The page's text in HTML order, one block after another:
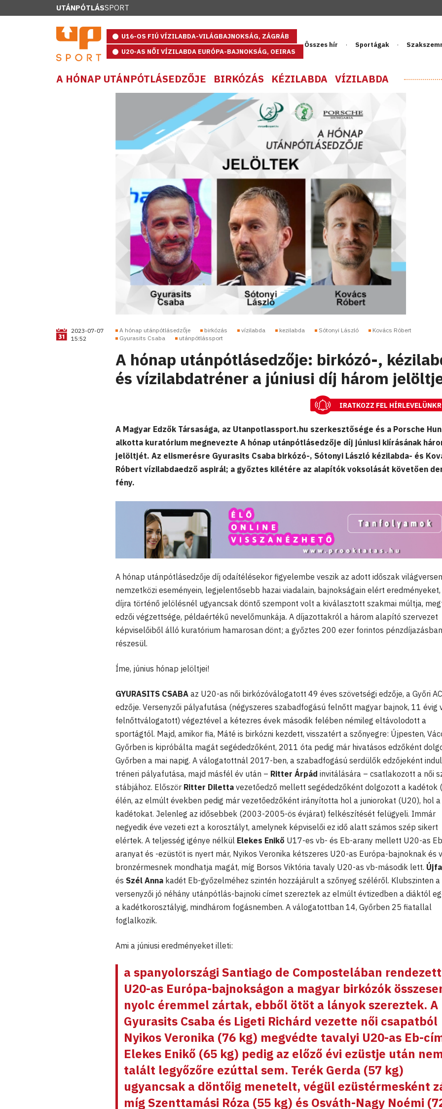
UTÁNPÓTLÁSSPORT
U16-OS FIÚ VÍZILABDA-VILÁGBAJNOKSÁG, ZÁGRÁB
U20-AS NŐI VÍZILABDA EURÓPA-BAJNOKSÁG, OEIRAS
Összes hír Sportágak
A HÓNAP UTÁNPÓTLÁSEDZŐJE BIRKÓZÁS KÉZILABDA VÍZILABDA
2023-07-07
15:52
A hónap utánpótlásedzője birkózás vízilabda kezilabda Sótonyi László
Kovács Róbert
Gyurasits Csaba
utánpótlássport
A hónap utánpótlásedzője: birkózó-,
és vízilabdatréner a júniusi díj három
IRATKOZZ FEL
A Magyar Edzők Társasága, az Utanpotlassport.hu szerkesztősége és a Porsche
alkotta kuratórium megnevezte A hónap utánpótlásedzője díj júniusi kiírásának
jelöltjét. Az elismerésre Gyurasits Csaba birkózó-, Sótonyi László kézilabda- és
Róbert vízilabdaedző aspirál; a győztes kilétére az alapítók voksolását követően
fény.
A hónap utánpótlásedzője díj odaítélésekor figyelembe veszik az adott időszak
nemzetközi eseményein, legjelentősebb hazai viadalain, bajnokságain elért eredményeket,
díjra történő jelölésnél ugyancsak döntő szempont volt a kiválasztott szakmai múltja,
edzői végzettsége, példaértékű nevelőmunkája. A díjazottakról a három alapító szervezet
képviselőiből álló kuratórium hamarosan dönt; a győztes 200 ezer forintos pénzdíjazásban
részesül.
Íme, június hónap jelöltjei!
GYURASITS CSABA az U20-as női birkózóválogatott 49 éves szövetségi edzője, a Győri AC
edzője. Versenyzői pályafutása (négyszeres szabadfogású felnőtt magyar bajnok, 11 évig
felnőttválogatott) végeztével a kétezres évek második felében némileg eltávolodott a
sportágtól. Majd, amikor fia, Máté is birkózni kezdett, visszatért a szőnyegre: Újpesten,
Győrben is kipróbálta magát segédedzőként, 2011 óta pedig már hivatásos edzőként
Győrben a mai napig. A válogatottnál 2017-ben, a szabadfogású serdülők edzőjeként
tréneri pályafutása, majd másfél év után – Ritter Árpád invitálására – csatlakozott a női
stábjához. Először Ritter Diletta vezetőedző mellett segédedzőként dolgozott a kadétok
élén, az elmúlt években pedig már vezetőedzőként irányította hol a juniorokat (U20), hol a
kadétokat. Jelenleg az idősebbek (2003-2005-ös évjárat) felkészítését felügyeli. Immár
negyedik éve vezeti ezt a korosztályt, amelynek képviselői ez idő alatt számos szép sikert
elértek. A teljesség igénye nélkül Elekes Enikő U17-es vb- és Eb-arany mellett U20-as
aranyat és -ezüstöt is nyert már, Nyikos Veronika kétszeres U20-as Európa-bajnoknak és
bronzérmesnek mondhatja magát, míg Borsos Viktória tavaly U20-as vb-második lett.
és Szél Anna kadét Eb-győzelméhez szintén hozzájárult a szőnyeg széléről. Klubszinten a
versenyzői jó néhány utánpótlás-bajnoki címet szereztek az elmúlt évtizedben a diáktól
a kadétkorosztályig, mindhárom fogásnemben. A válogatottban 14, Győrben 25 fiatallal
foglalkozik.
Ami a júniusi eredményeket illeti:
a spanyolországi Santiago de Compostelában rendezett
U20-as Európa-bajnokságon a magyar birkózók
nyolc éremmel zártak, ebből ötöt a lányok szereztek. A
Gyurasits Csaba és Ligeti Richárd vezette női csapatból
Nyikos Veronika (76 kg) megvédte tavalyi U20-as Eb-
Elekes Enikő (65 kg) pedig az előző évi ezüstje után
talált legyőzőre ezúttal sem. Terék Gerda (57 kg)
ugyancsak a döntőig menetelt, végül ezüstérmesként
mígSzenttamási Róza (55 kg) és Osváth-Nagy Noémi